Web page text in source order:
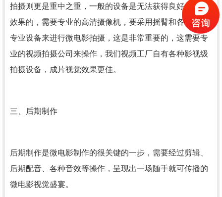
拍摄则更是重中之重，一般的设备是无法获得良好的视觉
效果的，需要专业的高清摄像机，要采用摇臂和各种其他
专业设备来进行微电影拍摄，这是非常重要的，这需要专
业的视频拍摄公司来操作，我们视频工厂自有各种影视级
拍摄设备，成片视觉效果更佳。
三、后期制作
后期制作是微电影制作的很关键的一步，需要经过剪辑、
后期配音、各种音效等操作，呈现出一场随手就可传播的
微电影视觉盛宴。